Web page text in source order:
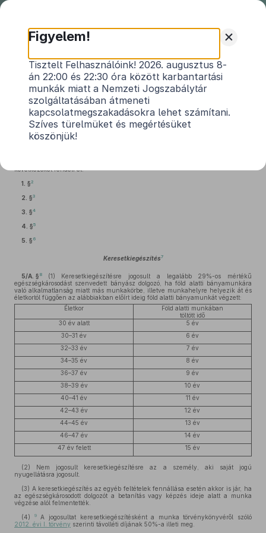
23/1991. (II. 9.) Korm. rendelet
egyes bányászati dolgozók
társadalombiztosítási kedvezményeiről
Hatályos: 2023. 01. 01. –
következőket rendeli el:
1. §2
2. §3
3. §4
4. §5
5. § 6
Keresetkiegészítés7
5/A. § 8 (1) Keresetkiegészítésre jogosult a legalább 29%-os mértékű
egészségkárosodást szenvedett bányász dolgozó, ha föld alatti bányamunkára
való alkalmatlanság miatt más munkakörbe, illetve munkahelyre helyezik át és
életkortól függően az alábbiakban előírt ideig föld alatti bányamunkát végzett:
Életkor
Föld alatti munkában
töltött idő
30 év alatt
5 év
30–31 év
6 év
32–33 év
7 év
34–35 év
8 év
36–37 év
9 év
38–39 év
10 év
40–41 év
11 év
42–43 év
12 év
44–45 év
13 év
46–47 év
14 év
47 év felett
15 év
(2) Nem jogosult keresetkiegészítésre az a személy, aki saját jogú
nyugellátásra jogosult.
(3) A keresetkiegészítés az egyéb feltételek fennállása esetén akkor is jár, ha
az egészségkárosodott dolgozót a betanítás vagy képzés ideje alatt a munka
végzése alól felmentették.
(4)
9A jogosultat keresetkiegészítésként a munka törvénykönyvéről szóló
2012. évi I. törvény szerinti távolléti díjának 50%-a illeti meg.
+
Figyelem!
Tisztelt Felhasználóink! 2026. augusztus 8-
án 22:00 és 22:30 óra között karbantartási
munkák miatt a Nemzeti Jogszabálytár
szolgáltatásában átmeneti
kapcsolatmegszakadásokra lehet számítani.
Szíves türelmüket és megértésüket
köszönjük!